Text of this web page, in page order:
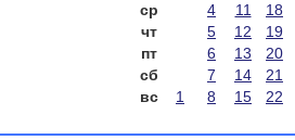
ср
4 11 18
чт
5 12 19
пт
6 13 20
сб
7 14 21
вс
1 8 15 22